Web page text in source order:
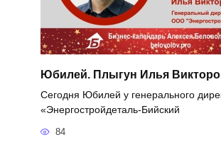
Юбилей. Плыгун Илья
Сегодня Юбилей у генерального
«Энергостройдеталь-Бийский
84